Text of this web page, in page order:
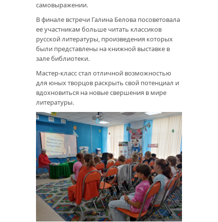
самовыражении.
В финале встречи Галина Белова посоветовала
ее участникам больше читать классиков
русской литературы, произведения которых
были представлены на книжной выставке в
зале библиотеки.
Мастер-класс стал отличной возможностью
для юных творцов раскрыть свой потенциал и
вдохновиться на новые свершения в мире
литературы.